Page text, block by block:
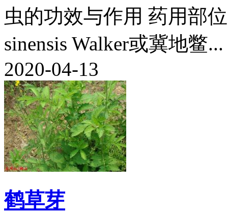
虫的功效与作用 药用部
sinensis Walker或冀地鳖...
2020-04-13
鹤草芽